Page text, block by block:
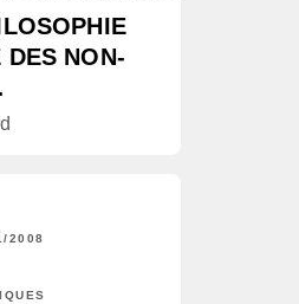
NON-
2008